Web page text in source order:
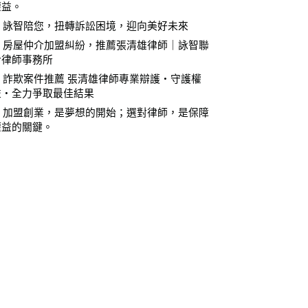
。
智陪您，扭轉訴訟困境，迎向美好未來
屋仲介加盟糾紛，推薦張清雄律師｜詠智聯
師事務所
欺案件推薦 張清雄律師專業辯護・守護權
全力爭取最佳結果
盟創業，是夢想的開始；選對律師，是保障
的關鍵。